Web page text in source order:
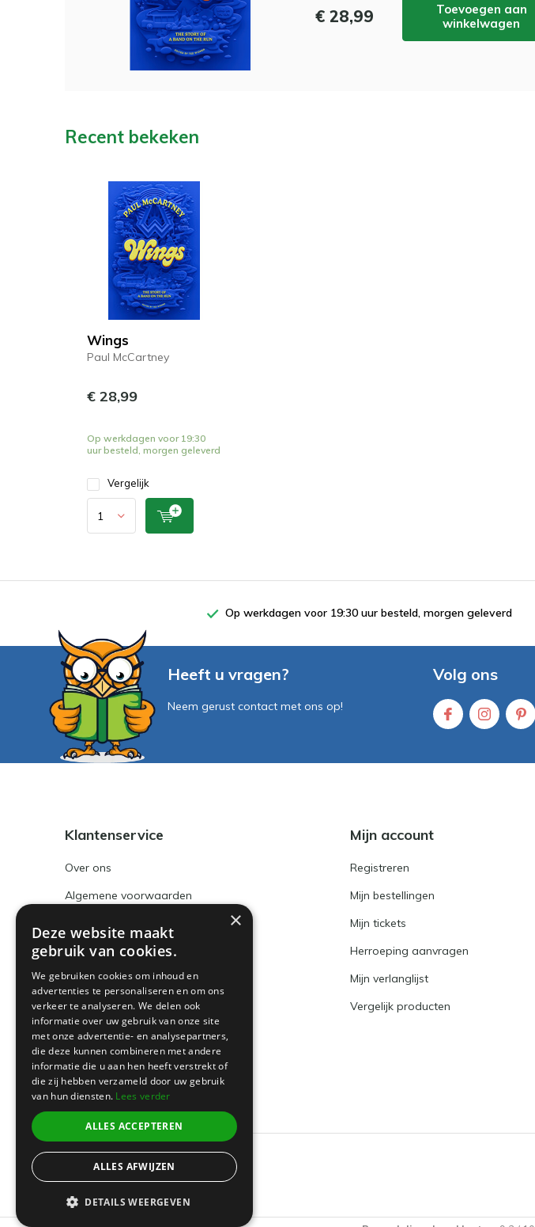
€ 28,99
Toevoegen aan
winkelwagen
Recent bekeken
Wings
Paul McCartney
€ 28,99
Op werkdagen voor 19:30
uur besteld, morgen geleverd
Vergelijk
Op werkdagen voor 19:30 uur besteld, morgen geleverd
Heeft u vragen?
Neem gerust contact met ons op!
Volg ons
Klantenservice
Over ons
Algemene voorwaarden
Privacy Policy
Betaalmethoden en BTW nummer
Verzenden & retourneren
Klantenservice
Sitemap
Mijn account
Registreren
Mijn bestellingen
Mijn tickets
Herroeping aanvragen
Mijn verlanglijst
Vergelijk producten
© 2026 -Boeklin
×
Deze website maakt
gebruik van cookies.
We gebruiken cookies om inhoud en
advertenties te personaliseren en om ons
verkeer te analyseren. We delen ook
informatie over uw gebruik van onze site
met onze advertentie- en analysepartners,
die deze kunnen combineren met andere
informatie die u aan hen heeft verstrekt of
die zij hebben verzameld door uw gebruik
van hun diensten. Lees verder
ALLES ACCEPTEREN
ALLES AFWIJZEN
DETAILS WEERGEVEN